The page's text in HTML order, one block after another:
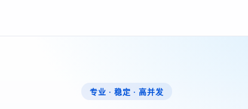
专业 · 稳定 · 高并发